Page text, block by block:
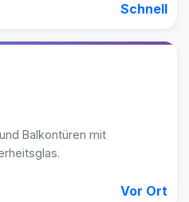
Schnell
Balkontüren mit
Vor Ort